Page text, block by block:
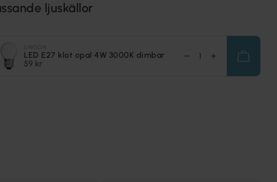
ljuskällor
LED E27 klot opal 4W 3000K dimbar
59 kr